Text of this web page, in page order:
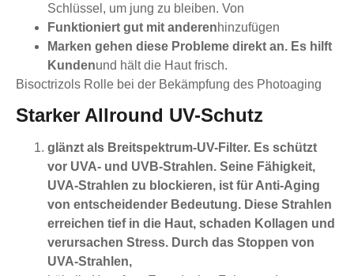
Schlüssel, um jung zu bleiben. Von
Funktioniert gut mit anderenhinzufügen
Marken gehen diese Probleme direkt an. Es hilft
Kundenund hält die Haut frisch.
Bisoctrizols Rolle bei der Bekämpfung des Photoaging
Starker Allround UV-Schutz
glänzt als Breitspektrum-UV-Filter. Es schützt
vor UVA- und UVB-Strahlen. Seine Fähigkeit,
UVA-Strahlen zu blockieren, ist für Anti-Aging
von entscheidender Bedeutung. Diese Strahlen
erreichen tief in die Haut, schaden Kollagen und
verursachen Stress. Durch das Stoppen von
UVA-Strahlen,